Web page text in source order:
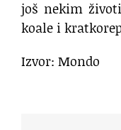
još nekim
koale i
Izvor: Mondo